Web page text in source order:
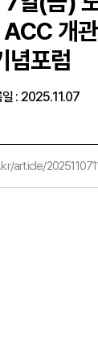
개
념포럼
일 : 2025.11.07
article/